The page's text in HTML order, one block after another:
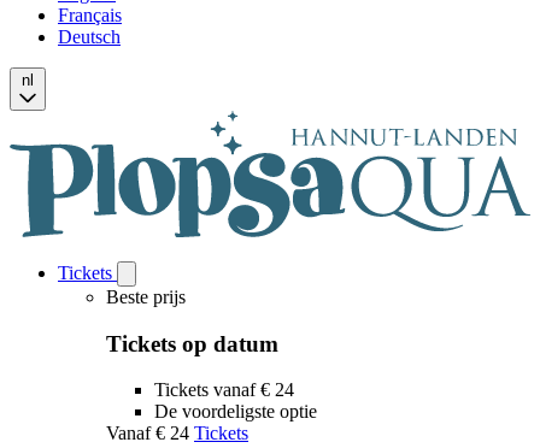
Français
Deutsch
nl
Tickets
Tickets
submenu
Beste prijs
Tickets op datum
Tickets vanaf € 24
De voordeligste optie
Vanaf € 24 Tickets